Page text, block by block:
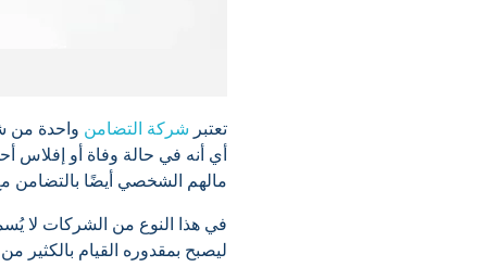
تعتبر شركة التضامن واحدة من
أي أنه في حالة وفاة أو إفلاس
مالهم الشخصي أيضًا بالتضامن
في هذا النوع من الشركات لا
ليصبح بمقدوره القيام بالكثير